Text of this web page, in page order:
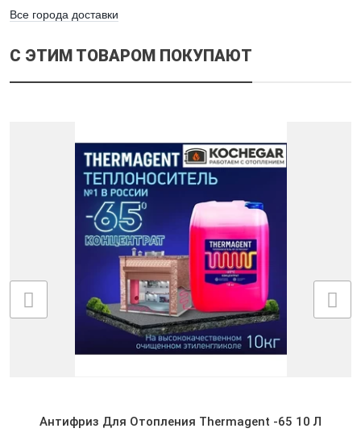
Все города доставки
С ЭТИМ ТОВАРОМ ПОКУПАЮТ
Антифриз Для Отопления Thermagent -65 10 Л